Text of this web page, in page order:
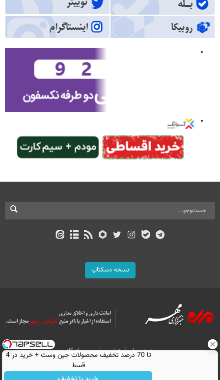
نسخه دسکتاپ
درباره ما تماس با ما
بازرگانی
All Content by Mehr News Agency is licensed under a Creative Commons
Attribution 4.0 International License.
تا 70 درصد تخفیف محصولات جین وست + خرید در 4
قسط